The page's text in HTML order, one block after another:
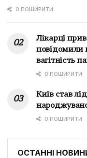
0 ПОШИРИТИ
Лікарці
повідомили
вагітність
0 ПОШИРИТИ
Київ став
0 ПОШИРИТИ
ОСТАННІ